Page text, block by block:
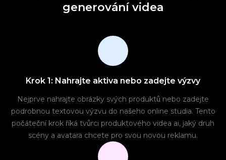
generování videa
Krok 1: Nahrajte aktiva nebo zadejte výzvy
Nejprve nahrajte obrázky svých produktů nebo zadejte
podrobnou textovou výzvu do našeho online studia. Tento
počáteční krok říká tvůrci produktového videa ai, jaký druh
scény a avatara chcete pro svou novou reklamu.